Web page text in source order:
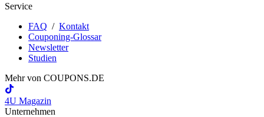
Service
FAQ / Kontakt
Couponing-Glossar
Newsletter
Studien
Mehr von COUPONS.DE
4U Magazin
Unternehmen